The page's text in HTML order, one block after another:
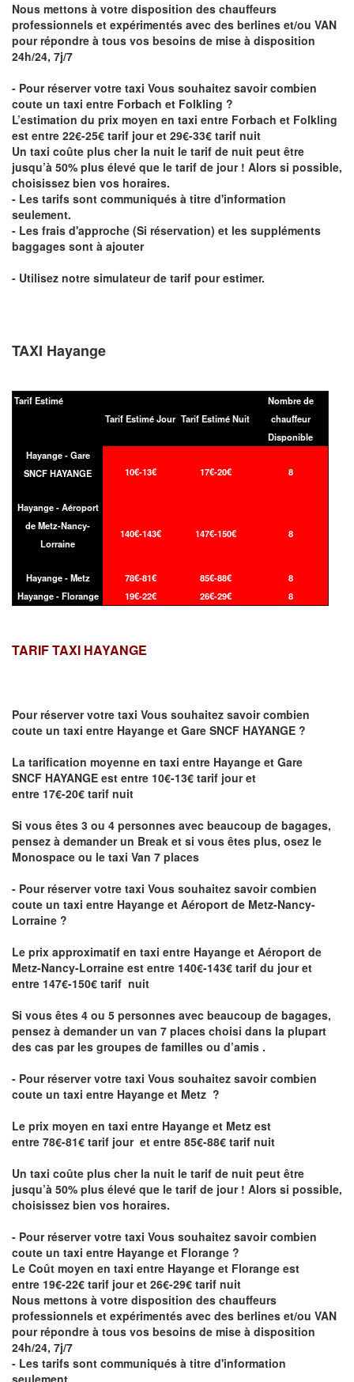
Nous mettons à votre disposition des chauffeurs
professionnels et expérimentés avec des berlines et/ou VAN
pour répondre à tous vos besoins de mise à disposition
24h/24, 7j/7
- Pour réserver votre taxi Vous souhaitez savoircombien
coute un taxi entre Forbach et Folkling ?
L’estimation du prix moyen en taxi entre Forbach et Folkling
est entre 22€-25€ tarif jour et 29€-33€ tarif nuit
Un taxi coûte plus cher la nuit le tarif de nuit peut être
jusqu’à 50% plus élevé que le tarif de jour ! Alors si possible,
choisissez bien vos horaires.
- Les tarifs sont communiqués à titre d'information
seulement.
- Les frais d'approche (Si réservation) et les suppléments
baggages sont à ajouter
- Utilisez notre simulateur de tarif pour estimer.
TAXI Hayange
Tarif Estimé
Tarif Estimé Jour Tarif Estimé Nuit
Nombre de
chauffeur
Disponible
Hayange - Gare
SNCF HAYANGE
10€-13€ 17€-20€ 8
Hayange - Aéroport
de Metz-Nancy-
Lorraine
140€-143€ 147€-150€ 8
Hayange - Metz 78€-81€ 85€-88€
8
Hayange - Florange
19€-22€ 26€-29€ 8
TARIF TAXI HAYANGE
Pour réserver votre taxi Vous souhaitez savoircombien
coute un taxi entre Hayange et Gare SNCF HAYANGE ?
La tarification moyenne en taxi entre Hayange et Gare
SNCF HAYANGE est entre 10€-13€ tarif jour et
entre 17€-20€ tarif nuit
Si vous êtes 3 ou 4 personnes avec beaucoup de bagages,
pensez à demander un Break et si vous êtes plus, osez le
Monospace ou le taxi Van 7 places
- Pour réserver votre taxi Vous souhaitez savoircombien
coute un taxi entre Hayange et Aéroport de Metz-Nancy-
Lorraine ?
Le prix approximatif en taxi entre Hayange et Aéroport de
Metz-Nancy-Lorraine est entre 140€-143€ tarif du jour et
entre 147€-150€ tarif nuit
Si vous êtes 4 ou 5 personnes avec beaucoup de bagages,
pensez à demander un van 7 places choisi dans la plupart
des cas par les groupes de familles ou d’amis .
- Pour réserver votre taxi Vous souhaitez savoircombien
coute un taxi entre Hayange et Metz ?
Le prix moyen en taxi entre Hayange et Metz est
entre 78€-81€ tarif jour et entre 85€-88€ tarif nuit
Un taxi coûte plus cher la nuit le tarif de nuit peut être
jusqu’à 50% plus élevé que le tarif de jour ! Alors si possible,
choisissez bien vos horaires.
- Pour réserver votre taxi Vous souhaitez savoircombien
coute un taxi entre Hayange et Florange ?
Le Coût moyen en taxi entre Hayange et Florange est
entre 19€-22€ tarif jour et 26€-29€ tarif nuit
Nous mettons à votre disposition des chauffeurs
professionnels et expérimentés avec des berlines et/ou VAN
pour répondre à tous vos besoins de mise à disposition
24h/24, 7j/7
- Les tarifs sont communiqués à titre d'information